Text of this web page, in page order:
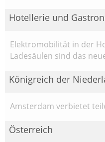
Hotellerie und
Elektromobilität in der
Ladesäulen sind das
Königreich der
Amsterdam verbietet
Österreich